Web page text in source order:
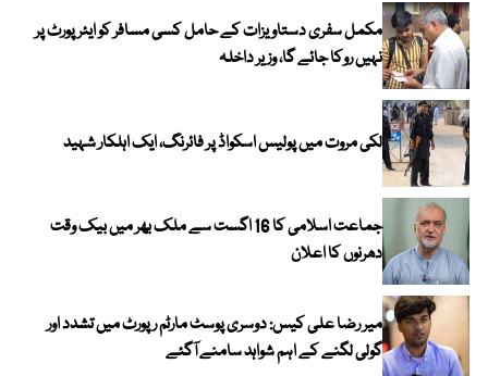
مکمل سفری دستاویزات کے حامل کسی مسافر کو ایئرپورٹ پر
نہیں روکا جائے گا، وزیر داخلہ
لکی مروت میں پولیس اسکواڈ پر فائرنگ، ایک اہلکار شہید
جماعت اسلامی کا 16 اگست سے ملک بھر میں بیک وقت
دھرنوں کا اعلان
میر رضا علی کیس: دوسری پوسٹ مارٹم رپورٹ میں تشدد اور
گولی لگنے کے اہم شواہد سامنے آگئے